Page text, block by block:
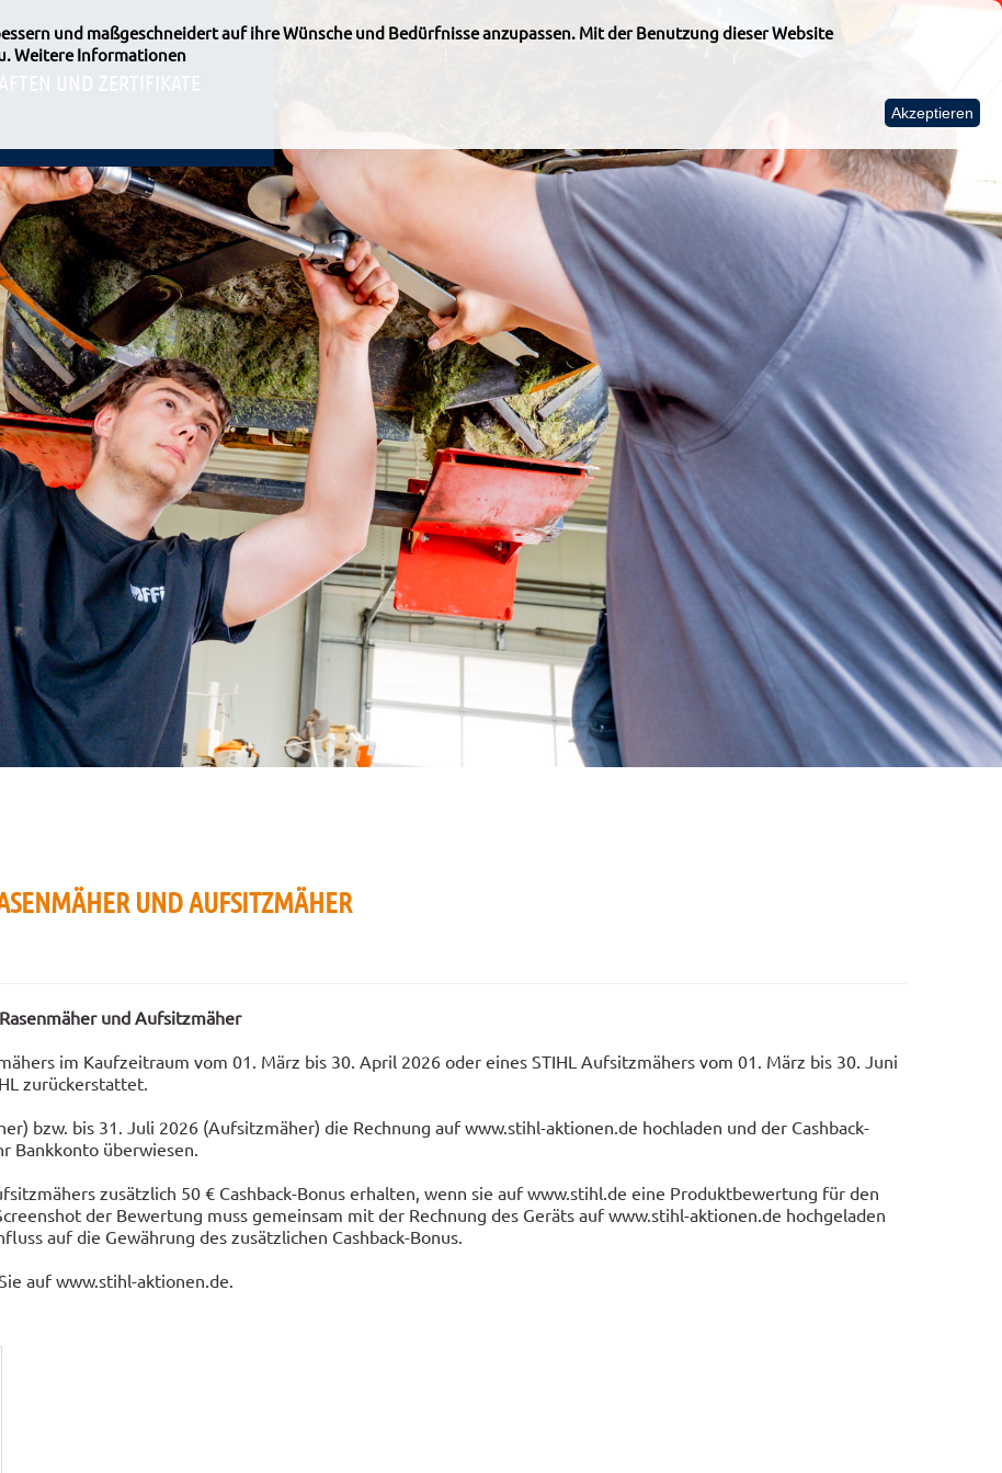
und maßgeschneidert auf ihre Wünsche und Bedürfnisse anzupassen. Mit der Benutzung dieser Website
Weitere Informationen
Akzeptieren
UND AUFSITZMÄHER
und Aufsitzmäher
im Kaufzeitraum vom 01. März bis 30. April 2026 oder eines STIHL Aufsitzmähers vom 01. März bis 30. Juni
zurückerstattet.
bzw. bis 31. Juli 2026 (Aufsitzmäher) die Rechnung auf www.stihl-aktionen.de hochladen und der Cashback-
Bankkonto überwiesen.
zusätzlich 50 € Cashback-Bonus erhalten, wenn sie auf www.stihl.de eine Produktbewertung für den
der Bewertung muss gemeinsam mit der Rechnung des Geräts auf www.stihl-aktionen.de hochgeladen
auf die Gewährung des zusätzlichen Cashback-Bonus.
auf www.stihl-aktionen.de.